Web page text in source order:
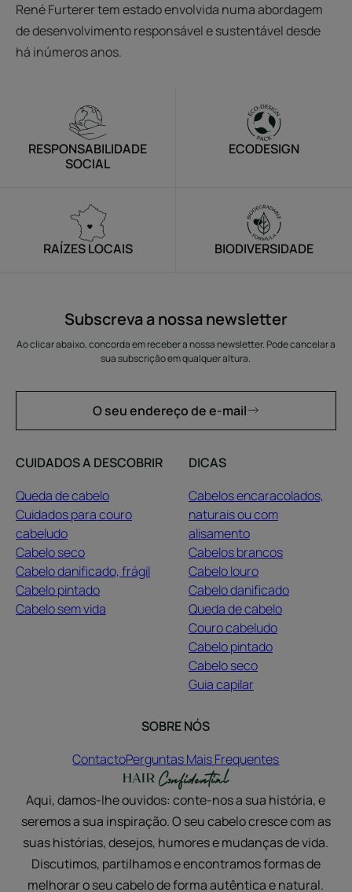
René Furterer tem estado envolvida numa abordagem
de desenvolvimento responsável e sustentável desde
há inúmeros anos.
RESPONSABILIDADE
SOCIAL
ECODESIGN
RAÍZES LOCAIS BIODIVERSIDADE
Subscreva a nossa newsletter
Ao clicar abaixo, concorda em receber a nossa newsletter. Pode cancelar a
sua subscrição em qualquer altura.
O seu endereço de e-mail
CUIDADOS A DESCOBRIR
Queda de cabelo
Cuidados para couro
cabeludo
Cabelo seco
Cabelo danificado, frágil
Cabelo pintado
Cabelo sem vida
DICAS
Cabelos encaracolados,
naturais ou com
alisamento
Cabelos brancos
Cabelo louro
Cabelo danificado
Queda de cabelo
Couro cabeludo
Cabelo pintado
Cabelo seco
Guia capilar
SOBRE NÓS
ContactoPerguntas Mais Frequentes
Aqui, damos-lhe ouvidos: conte-nos a sua história, e
seremos a sua inspiração. O seu cabelo cresce com as
suas histórias, desejos, humores e mudanças de vida.
Discutimos, partilhamos e encontramos formas de
melhorar o seu cabelo de forma autêntica e natural.